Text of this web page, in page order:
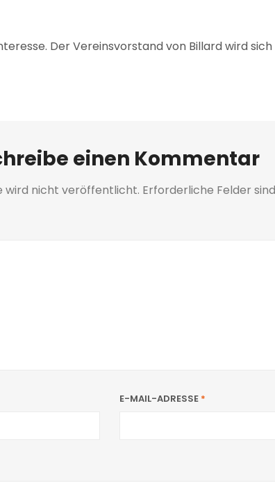
Der Vereinsvorstand von Billard wird
einen Kommentar
wird nicht veröffentlicht. Erforderliche Felder
E-MAIL-ADRESSE *